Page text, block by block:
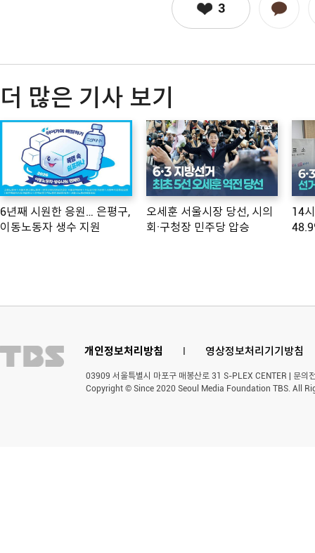
3
더 많은 기사 보기
6년째 시원한 응원… 은평구,
이동노동자 생수 지원
오세훈 서울시장 당선, 시의
회·구청장 민주당 압승
14
개인정보처리방침 영상정보처리기기방침
03909 서울특별시 마포구 매봉산로 31 S-PLEX CENTER | 문
Copyright © Since 2020 Seoul Media Foundation TBS. All